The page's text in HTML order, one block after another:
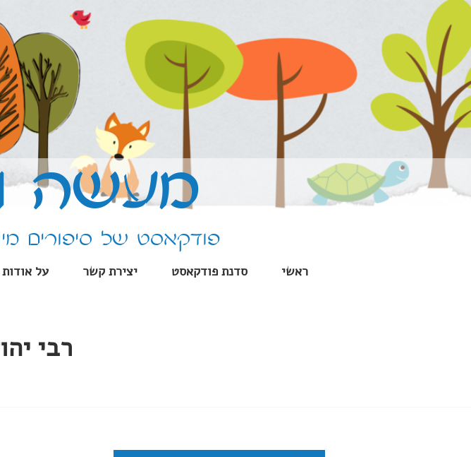
דילוג
לתוכן
מעשה
פודקאסט של סיפורים
ראשי סדנת פודקאסט יצירת קשר על אודות
רבי